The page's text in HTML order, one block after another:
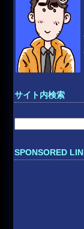
サイト内検索
SPONSORED